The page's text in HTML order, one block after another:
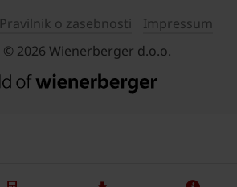
Pravilnik o zasebnosti
Impressum
© 2026 Wienerberger d.o.o.